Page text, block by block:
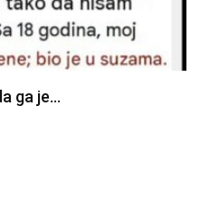
ga je…